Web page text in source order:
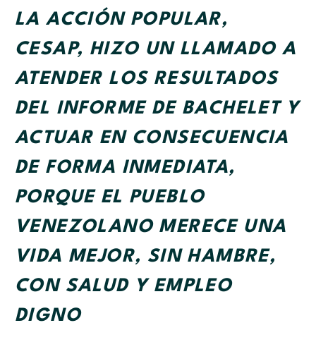
LA ACCIÓN POPULAR,
CESAP, HIZO UN LLAMADO A
ATENDER LOS RESULTADOS
DEL INFORME DE BACHELET Y
ACTUAR EN CONSECUENCIA
DE FORMA INMEDIATA,
PORQUE EL PUEBLO
VENEZOLANO MERECE UNA
VIDA MEJOR, SIN HAMBRE,
CON SALUD Y EMPLEO
DIGNO